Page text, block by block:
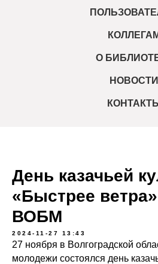
О
НОВОСТИ
КОНТАКТЫ
День казачьей
«Быстрее
ВОБМ
2024-11-27 13:43
27 ноября в Волгоградской
молодежи состоялся день